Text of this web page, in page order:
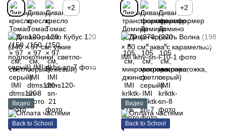
+2 +2
Видео
Back to School
Видео
Back to School